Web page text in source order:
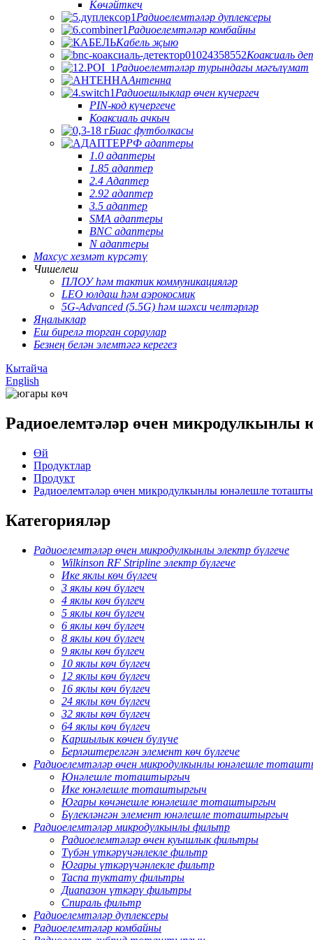
Көчәйткеч
Радиоелемтәләр дуплексеры
Радиоелемтәләр комбайны
Кабель җыю
Коаксиаль
Радиоелемтәләр турындагы мәгълүмат
Антенна
Радиоешлыклар өчен күчергеч
PIN-код күчергече
Коаксиаль ачкыч
Биас футболкасы
РФ адаптеры
1.0 адаптеры
1.85 адаптер
2.4 Адаптер
2.92 адаптер
3.5 адаптер
SMA адаптеры
BNC адаптеры
N адаптеры
Махсус хезмәт күрсәтү
Чишелеш
ПЛОУ һәм тактик коммуникацияләр
LEO юлдаш һәм аэрокосмик
5G-Advanced (5.5G) һәм шәхси челтәрләр
Яңалыклар
Еш бирелә торган сораулар
Безнең белән элемтәгә керегез
Кытайча
English
Радиоелемтәләр өчен
Өй
Продуктлар
Продукт
Радиоелемтәләр өчен микродулкынлы юнәлешле
Категорияләр
Радиоелемтәләр өчен микродулкынлы электр бүлгече
Wilkinson RF Stripline электр бүлгече
Ике яклы көч бүлгеч
3 яклы көч бүлгеч
4 яклы көч бүлгеч
5 яклы көч бүлгеч
6 яклы көч бүлгеч
8 яклы көч бүлгеч
9 яклы көч бүлгеч
10 яклы көч бүлгеч
12 яклы көч бүлгеч
16 яклы көч бүлгеч
24 яклы көч бүлгеч
32 яклы көч бүлгеч
64 яклы көч бүлгеч
Каршылык көчен бүлүче
Берләштерелгән элемент көч бүлгече
Радиоелемтәләр өчен микродулкынлы юнәлешле
Юнәлешле тоташтыргыч
Ике юнәлешле тоташтыргыч
Югары көчәнешле юнәлешле тоташтыргыч
Бүлекләнгән элемент юнәлешле тоташтыргыч
Радиоелемтәләр микродулкынлы фильтр
Радиоелемтәләр өчен куышлык фильтры
Түбән үткәрүчәнлекле фильтр
Югары үткәрүчәнлекле фильтр
Таспа туктату фильтры
Диапазон үткәрү фильтры
Спираль фильтр
Радиоелемтәләр дуплексеры
Радиоелемтәләр комбайны